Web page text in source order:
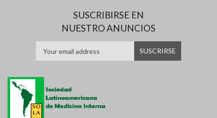
SUSCRIBIRSE EN
NUESTRO ANUNCIOS